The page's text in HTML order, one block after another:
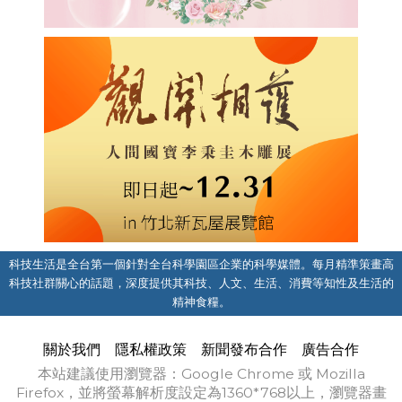
科技生活是全台第一個針對全台科學園區企業的科學媒體。每月精準策畫高
科技社群關心的話題，深度提供其科技、人文、生活、消費等知性及生活的
精神食糧。
關於我們 隱私權政策 新聞發布合作
廣告合作
本站建議使用瀏覽器：Google Chrome 或 Mozilla
Firefox，並將螢幕解析度設定為1360*768以上，瀏覽器畫